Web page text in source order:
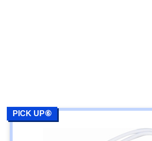
PICK UP⑥